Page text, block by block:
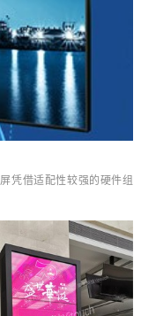
凭借适配性较强的硬件组